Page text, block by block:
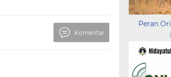
Komentar
Peran